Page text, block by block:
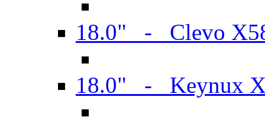
18.0" - Clevo
18.0" - Keynux